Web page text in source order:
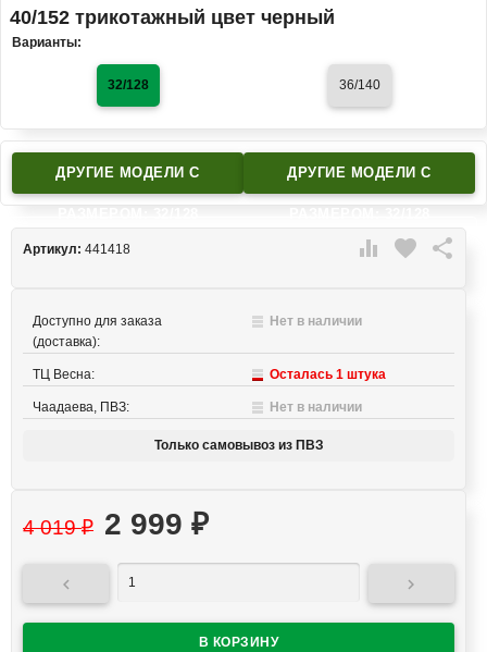
40/152 трикотажный цвет черный
Варианты:
32/128 36/140
ДРУГИЕ МОДЕЛИ C ДРУГИЕ МОДЕЛИ C
 favorite 
Артикул: 441418
Доступно для заказа
(доставка):
Нет в наличии
ТЦ Весна: Осталась 1 штука
Чаадаева, ПВЗ: Нет в наличии
Только самовывоз из ПВЗ
4 019₽ 2 999 ₽
 